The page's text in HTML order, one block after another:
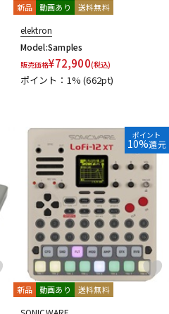
新品 動画あり 送料無料
elektron
Model:Samples
販売価格¥72,900(税込)
ポイント：1%(662pt)
ポイント
10%還元
新品 動画あり 送料無料